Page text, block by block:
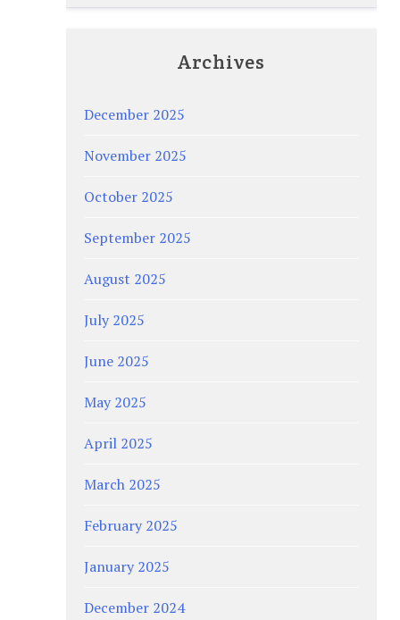
Archives
December 2025
November 2025
October 2025
September 2025
August 2025
July 2025
June 2025
May 2025
April 2025
March 2025
February 2025
January 2025
December 2024